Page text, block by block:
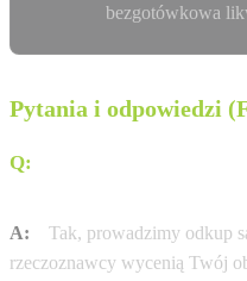
bezgotówkowa
Pytania i odpowiedzi
Q:
A:
Tak, prowadzimy odkup
rzeczoznawcy wycenią Twój